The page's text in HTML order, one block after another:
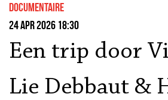
Aktief
documentaire
24 apr 2026 18:30
Een trip door
Lie Debbaut &